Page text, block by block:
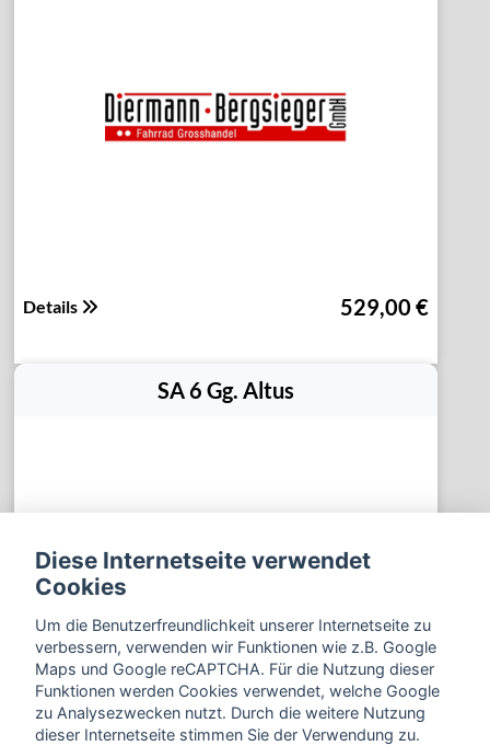
Details 529,00 €
SA 6 Gg. Altus
Diese Internetseite verwendet
Cookies
Um die Benutzerfreundlichkeit unserer Internetseite zu
verbessern, verwenden wir Funktionen wie z.B. Google
Maps und Google reCAPTCHA. Für die Nutzung dieser
Funktionen werden Cookies verwendet, welche Google
zu Analysezwecken nutzt. Durch die weitere Nutzung
dieser Internetseite stimmen Sie der Verwendung zu.